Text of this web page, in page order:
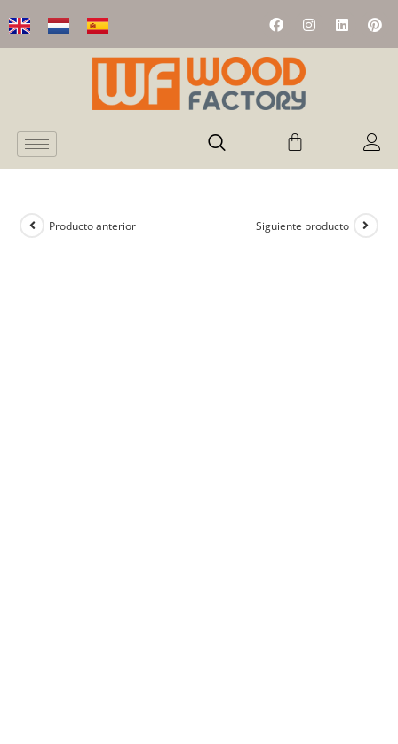
Producto anterior Siguiente producto